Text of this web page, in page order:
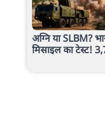
अग्नि या SLBM?
मिसाइल का टेस्ट!